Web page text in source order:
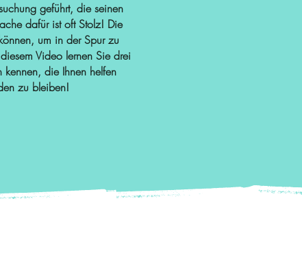
geführt, die seinen
dafür ist oft Stolz! Die
um in der Spur zu
Video lernen Sie drei
die Ihnen helfen
zu bleiben!